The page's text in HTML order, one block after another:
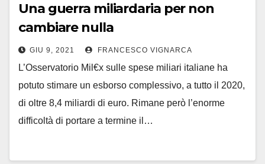
Una guerra miliardaria per non
cambiare nulla
GIU 9, 2021 FRANCESCO VIGNARCA
L’Osservatorio Mil€x sulle spese miliari italiane ha
potuto stimare un esborso complessivo, a tutto il 2020,
di oltre 8,4 miliardi di euro. Rimane però l’enorme
difficoltà di portare a termine il…